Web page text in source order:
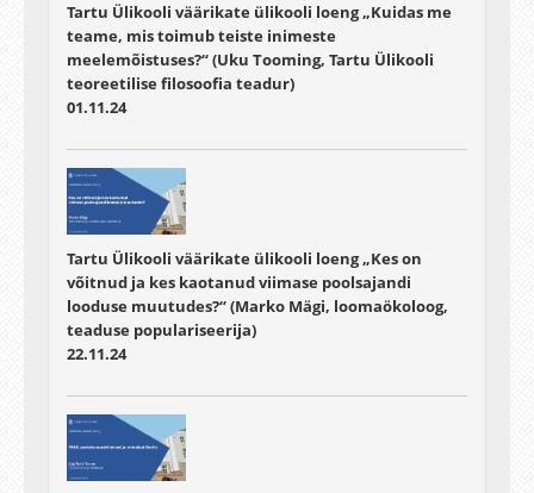
Tartu Ülikooli väärikate ülikooli loeng „Kuidas me
teame, mis toimub teiste inimeste
meelemõistuses?“ (Uku Tooming, Tartu Ülikooli
teoreetilise filosoofia teadur)
01.11.24
Tartu Ülikooli väärikate ülikooli loeng „Kes on
võitnud ja kes kaotanud viimase poolsajandi
looduse muutudes?“ (Marko Mägi, loomaökoloog,
teaduse populariseerija)
22.11.24